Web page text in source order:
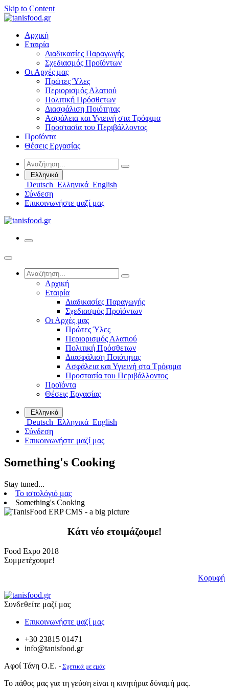
Skip to Content
Αρχική
Εταιρία
Διαδικασίες Παραγωγής
Σχεδιασμός Προϊόντων
Οι Αρχές μας
Πρώτες Ύλες
Περιορισμός Αλατιού
Πολιτική Πρόσθετων
Διασφάλιση Ποιότητας
Ασφάλεια και Υγιεινή στα Τρόφιμα
Προστασία του Περιβάλλοντος
Προϊόντα
Θέσεις Εργασίας
Ελληνικά
Deutsch Ελληνικά English
Σύνδεση
Επικοινωνήστε μαζί μας
Αρχική
Εταιρία
Διαδικασίες Παραγωγής
Σχεδιασμός Προϊόντων
Οι Αρχές μας
Πρώτες Ύλες
Περιορισμός Αλατιού
Πολιτική Πρόσθετων
Διασφάλιση Ποιότητας
Ασφάλεια και Υγιεινή στα Τρόφιμα
Προστασία του Περιβάλλοντος
Προϊόντα
Θέσεις Εργασίας
Ελληνικά
Deutsch Ελληνικά English
Σύνδεση
Επικοινωνήστε μαζί μας
Something's Cooking
Stay tuned...
Το ιστολόγιό μας
Something's Cooking
Κάτι νέο ετοιμάζουμε!
Food Expo 2018
Συμμετέχουμε!
Κορυφή
Συνδεθείτε μαζί μας
Επικοινωνήστε μαζί μας
+30 23815 01471
info@tanisfood.gr
Αφοί Τάνη Ο.Ε. - Σχετικά με εμάς
Το πάθος μας για τη γεύση είναι η κινητήρια δύναμή μας.